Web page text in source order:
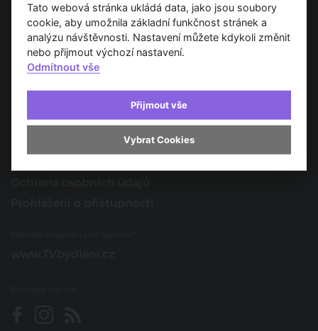
Spojujeme svět architektury
O nás
Provozovatel
Kontakt
Spolupracujte s námi
Tato webová stránka ukládá data, jako jsou soubory
cookie, aby umožnila základní funkčnost stránek a
analýzu návštěvnosti. Nastavení můžete kdykoli změnit
nebo přijmout výchozí nastavení.
Odmítnout vše
Přijmout vše
Vybrat Cookies